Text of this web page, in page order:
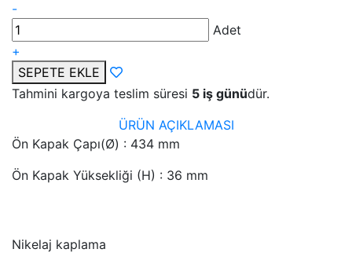
-
Adet
+
SEPETE EKLE
Tahmini kargoya teslim süresi 5 iş günüdür.
ÜRÜN AÇIKLAMASI
Ön Kapak Çapı(Ø) : 434 mm
Ön Kapak Yüksekliği (H) : 36 mm
Nikelaj kaplama